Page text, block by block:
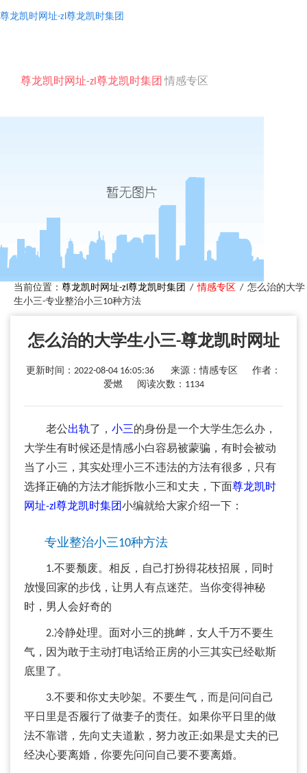
尊龙凯时网址-zl尊龙凯时集团
尊龙凯时网址-zl尊龙凯时集团 情感专区
当前位置： 尊龙凯时网址-zl尊龙凯时集团 /情感专区 / 怎么治的大学
生小三-专业整治小三10种方法
怎么治的大学生小三-尊龙凯时网址
更新时间：2022-08-04 16:05:36 来源：情感专区 作者：
爱燃 阅读次数：1134
老公出轨 了， 小三的身份是一个大学生怎么办，
大学生有时候还是情感小白容易被蒙骗，有时会被动
当了小三，其实处理小三不违法的方法有很多，只有
选择正确的方法才能拆散小三和丈夫，下面尊龙凯时
网址-zl尊龙凯时集团小编就给大家介绍一下：
专业整治小三10种方法
1.不要颓废。相反，自己打扮得花枝招展，同时
放慢回家的步伐，让男人有点迷茫。当你变得神秘
时，男人会好奇的
2.冷静处理。面对小三的挑衅，女人千万不要生
气，因为敢于主动打电话给正房的小三其实已经歇斯
底里了。
3.不要和你丈夫吵架。不要生气，而是问问自己
平日里是否履行了做妻子的责任。如果你平日里的做
法不靠谱，先向丈夫道歉，努力改正;如果是丈夫的已
经决心要离婚，你要先问问自己要不要离婚。